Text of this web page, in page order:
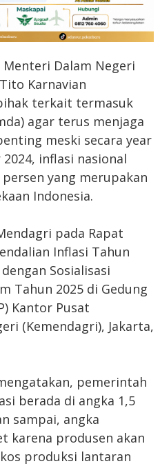
Menteri Dalam Negeri
Karnavian
terkait termasuk
agar terus menjaga
meski secara year
inflasi nasional
yang merupakan
Indonesia.
pada Rapat
Inflasi Tahun
Sosialisasi
Tahun 2025 di Gedung
Kantor Pusat
(Kemendagri), Jakarta,
pemerintah
berada di angka 1,5
sampai, angka
karena produsen akan
produksi lantaran